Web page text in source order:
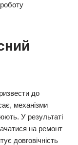
до
механізми
У результаті
на ремонт
довговічність